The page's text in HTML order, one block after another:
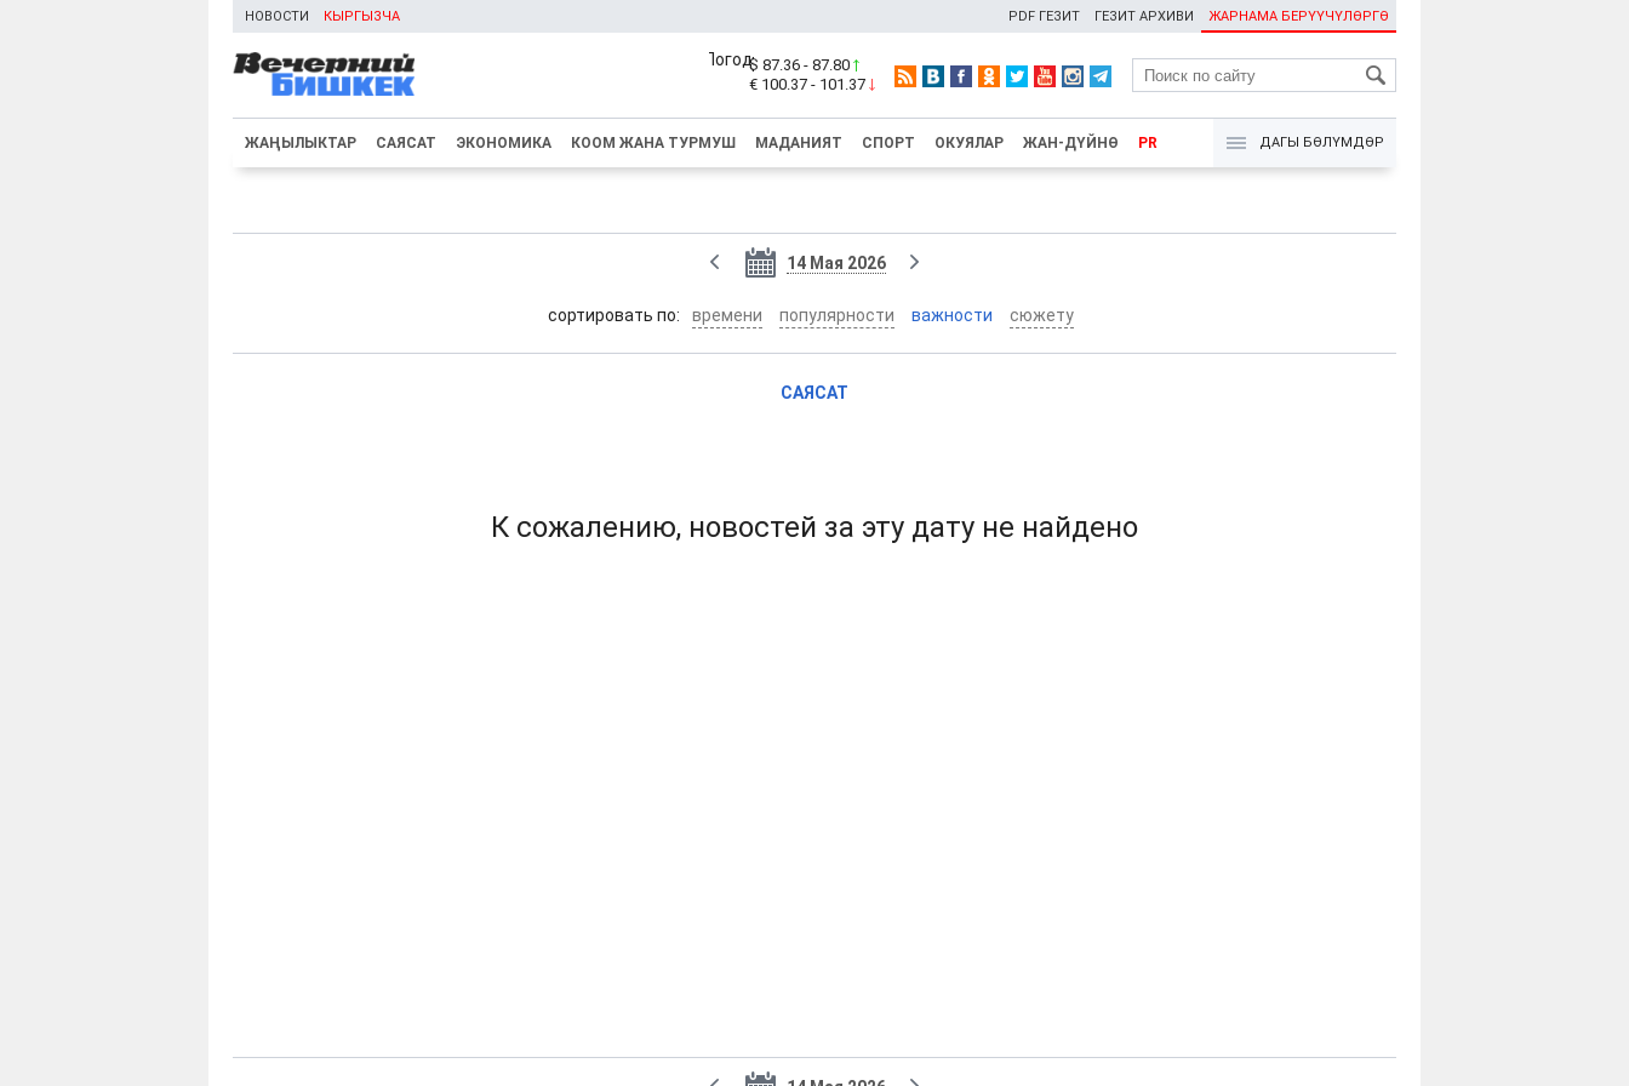
НОВОСТИ КЫРГЫЗЧА ЖАРНАМА БЕРҮҮЧҮЛӨРГӨ
ГЕЗИТ АРХИВИ
PDF ГЕЗИТ
RU
$ 87.36 - 87.80
€ 100.37 - 101.37
ЖАҢЫЛЫКТАР САЯСАТ ЭКОНОМИКА КООМ ЖАНА ТУРМУШ МАДАНИЯТ СПОРТ ОКУЯЛАР ЖАН-ДҮЙНӨ PR ДАГЫ БӨЛҮМДӨР
14 Мая 2026
cортировать по: времени популярности важности сюжету
САЯСАТ
К сожалению, новостей за эту дату не найдено